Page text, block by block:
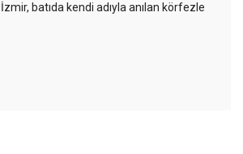
İzmir, batıda kendi adıyla anılan körfezle